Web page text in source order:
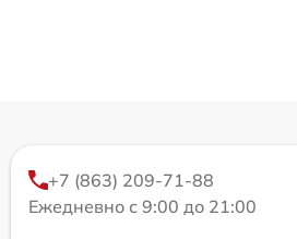
+7 (863) 209-71-88
Ежедневно с 9:00 до 21:00